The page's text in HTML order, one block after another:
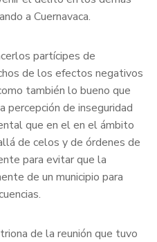
a Cuernavaca.
partícipes de
de los efectos negativos
también lo bueno que
percepción de inseguridad
que en el en el ámbito
de celos y de órdenes de
para evitar que la
de un municipio para
de la reunión que tuvo